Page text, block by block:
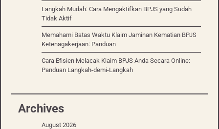
Langkah Mudah: Cara Mengaktifkan BPJS yang Sudah
Tidak Aktif
Memahami Batas Waktu Klaim Jaminan Kematian BPJS
Ketenagakerjaan: Panduan
Cara Efisien Melacak Klaim BPJS Anda Secara Online:
Panduan Langkah-demi-Langkah
Archives
August 2026